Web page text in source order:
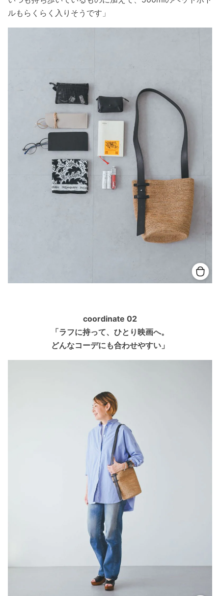
ルもらくらく入りそうです」
coordinate 02
「ラフに持って、ひとり映画へ。
どんなコーデにも合わせやすい」